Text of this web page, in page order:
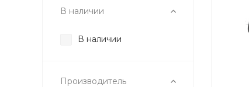
В наличии
В наличии
Производитель